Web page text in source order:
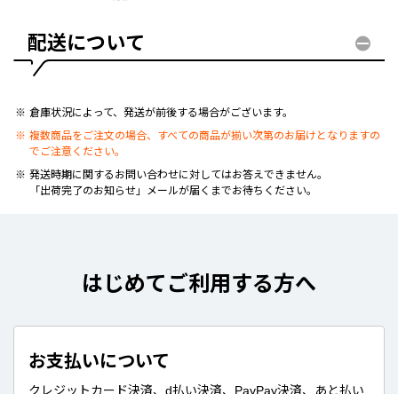
配送について
倉庫状況によって、発送が前後する場合がございます。
複数商品をご注文の場合、すべての商品が揃い次第のお届けとなりますの
でご注意ください。
発送時期に関するお問い合わせに対してはお答えできません。
「出荷完了のお知らせ」メールが届くまでお待ちください。
はじめてご利用する方へ
お支払いについて
クレジットカード決済、d払い決済、PayPay決済、あと払い